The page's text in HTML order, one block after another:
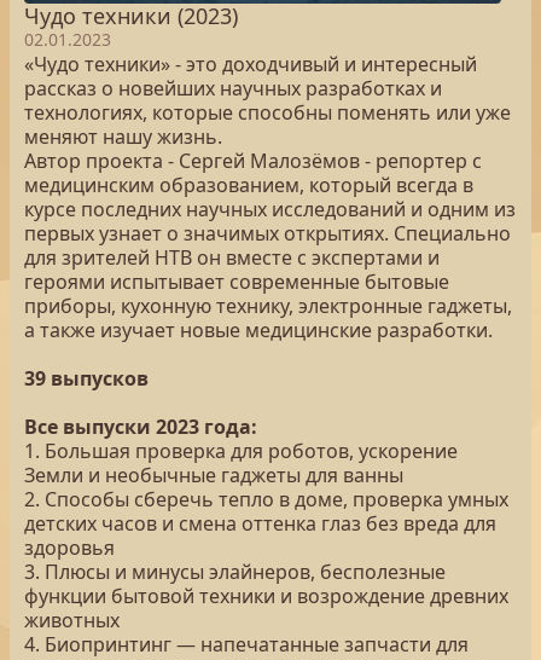
Чудо техники (2023)
02.01.2023
«Чудо техники» - это доходчивый и интересный
рассказ о новейших научных разработках и
технологиях, которые способны поменять или уже
меняют нашу жизнь.
Автор проекта - Сергей Малозёмов - репортер с
медицинским образованием, который всегда в
курсе последних научных исследований и одним из
первых узнает о значимых открытиях. Специально
для зрителей НТВ он вместе с экспертами и
героями испытывает современные бытовые
приборы, кухонную технику, электронные гаджеты,
а также изучает новые медицинские разработки.
39 выпусков
Все выпуски 2023 года:
1. Большая проверка для роботов, ускорение
Земли и необычные гаджеты для ванны
2. Способы сберечь тепло в доме, проверка умных
детских часов и смена оттенка глаз без вреда для
здоровья
3. Плюсы и минусы элайнеров, бесполезные
функции бытовой техники и возрождение древних
животных
4. Биопринтинг — напечатанные запчасти для